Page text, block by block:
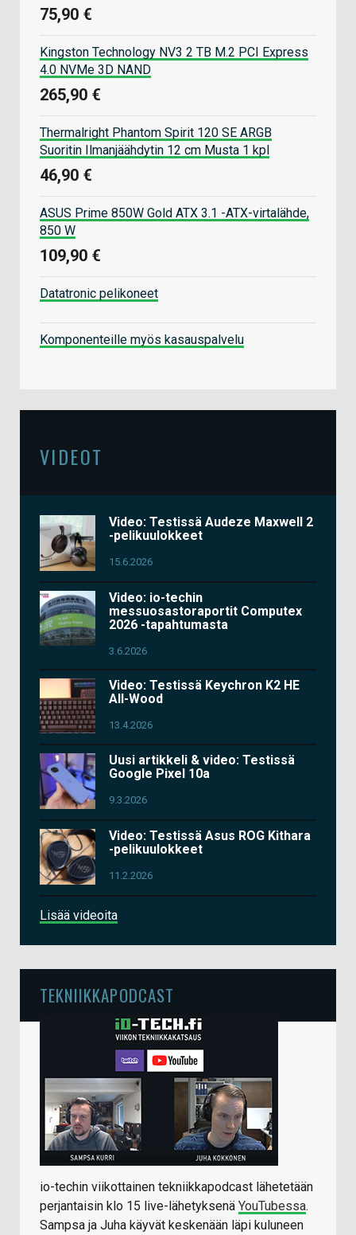
75,90 €
Kingston Technology NV3 2 TB M.2 PCI Express
4.0 NVMe 3D NAND
265,90 €
Thermalright Phantom Spirit 120 SE ARGB
Suoritin Ilmanjäähdytin 12 cm Musta 1 kpl
46,90 €
ASUS Prime 850W Gold ATX 3.1 -ATX-virtalähde,
850 W
109,90 €
Datatronic pelikoneet
Komponenteille myös kasauspalvelu
VIDEOT
Video: Testissä Audeze Maxwell 2
-pelikuulokkeet
15.6.2026
Video: io-techin
messuosastoraportit Computex
2026 -tapahtumasta
3.6.2026
Video: Testissä Keychron K2 HE
All-Wood
13.4.2026
Uusi artikkeli & video: Testissä
Google Pixel 10a
9.3.2026
Video: Testissä Asus ROG Kithara
-pelikuulokkeet
11.2.2026
Lisää videoita
TEKNIIKKAPODCAST
io-techin viikottainen tekniikkapodcast lähetetään
perjantaisin klo 15 live-lähetyksenä YouTubessa.
Sampsa ja Juha käyvät keskenään läpi kuluneen